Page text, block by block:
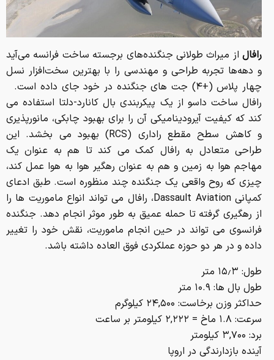
رافال از میراث طولانی جنگنده‌های برجسته ساخت فرانسه می‌آید
و دهه‌ها تجربه طراحی و مهندسی را با بهترین سخت‌افزار نسل
چهار پلاس (+۴) جت های جنگنده در خود جای داده است.
رافال ساخت داسو از یک پیکربندی بال کانارد-دلتا استفاده می
کند که کیفیت آیرودینامیکی آن را برای بهبود چابکی، مانورپذیری
و کاهش سطح مقطع راداری (RCS) بهبود می بخشد. این
طراحی متعادل به رافال کمک می کند تا هم به عنوان یک
مهاجم هوا به زمین و هم به عنوان رهگیر هوا به هوا عمل کند،
چیزی که روح واقعی یک جنگنده چند منظوره است. طبق ادعای
کمپانی Dassault Aviation، رافال می تواند انواع ماموریت ها را
از رهگیری گرفته تا حمله عمیق به طور موثر انجام دهد. جنگنده
فرانسوی می تواند در حین انجام ماموریت، نقش خود را تغییر
داده و در هر دو حوزه عملکردی فوق العاده داشته باشد.
طول: ۱۵٫۳ متر
طول بال ها: ۱۰.۹ متر
حداکثر وزن برخاست: ۲۴,۵۰۰ کیلوگرم
سرعت: ۱.۸ ماخ = ۲,۲۲۲ کیلومتر بر ساعت
برد: ۳,۷۰۰ کیلومتر
آینده بازدارندگی در اروپا